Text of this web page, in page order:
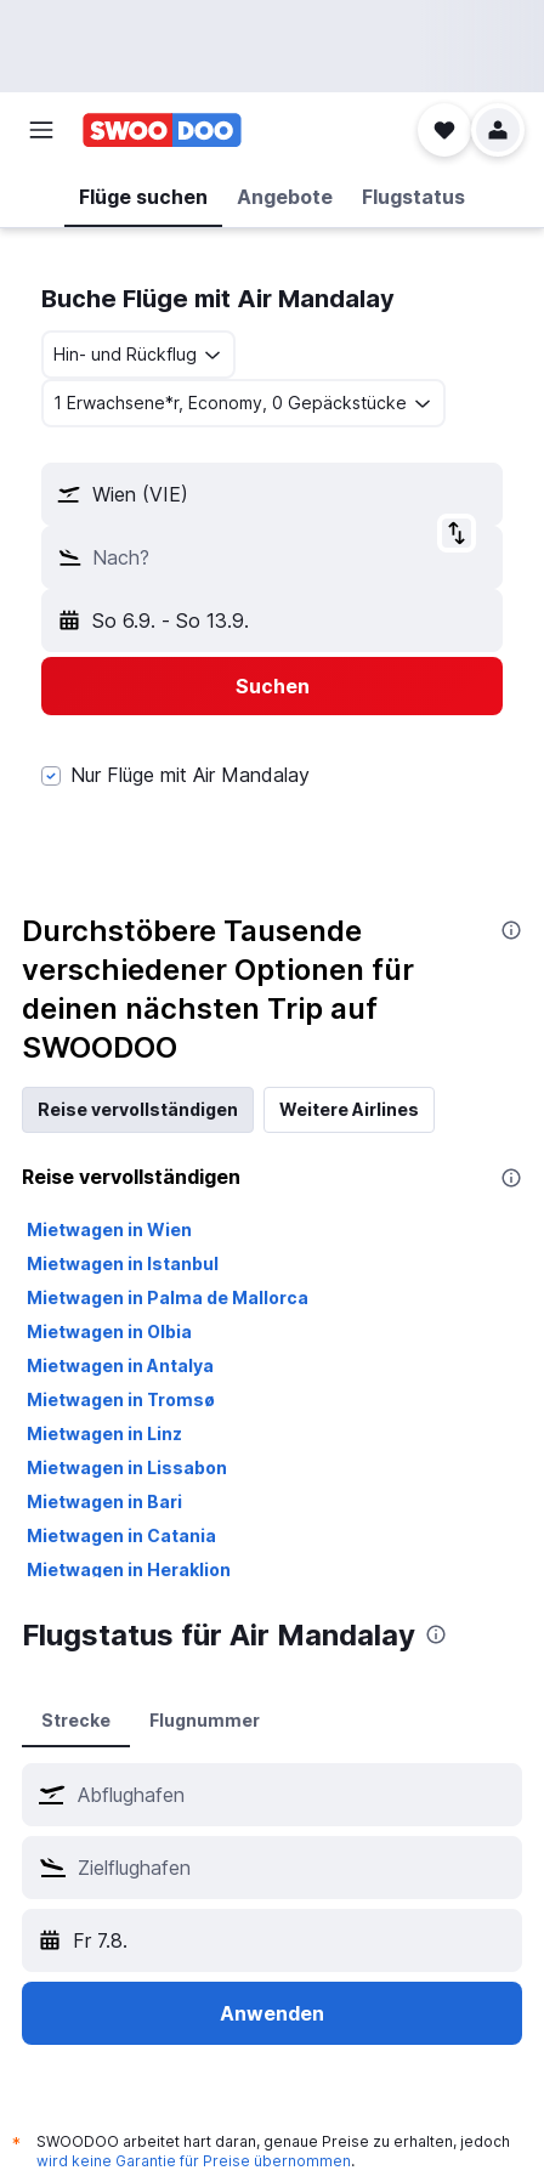
Flüge suchen Angebote Flugstatus
Buche Flüge mit Air Mandalay
Hin- und Rückflug
1 Erwachsene*r, Economy, 0 Gepäckstücke
Wien (VIE)
Nach?
So 6.9. - So 13.9.
Suchen
Nur Flüge mit Air Mandalay
Durchstöbere Tausende
verschiedener Optionen für
deinen nächsten Trip auf
SWOODOO
Reise vervollständigen Weitere Airlines
Reise vervollständigen
Mietwagen in Wien
Mietwagen in Istanbul
Mietwagen in Palma de Mallorca
Mietwagen in Olbia
Mietwagen in Antalya
Mietwagen in Tromsø
Mietwagen in Linz
Mietwagen in Lissabon
Mietwagen in Bari
Mietwagen in Catania
Mietwagen in Heraklion
Hotels in Istanbul
Hotels in London
Hotels in Bangkok
Hotels in Hurghada
Hotels in Jesolo
Flugstatus für Air Mandalay
Strecke Flugnummer
Fr 7.8.
Anwenden
*
SWOODOO arbeitet hart daran, genaue Preise zu erhalten, jedoch
wird keine Garantie für Preise übernommen.